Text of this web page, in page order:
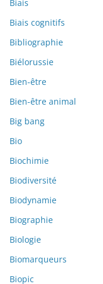
Biais
Biais cognitifs
Bibliographie
Biélorussie
Bien-être
Bien-être animal
Big bang
Bio
Biochimie
Biodiversité
Biodynamie
Biographie
Biologie
Biomarqueurs
Biopic